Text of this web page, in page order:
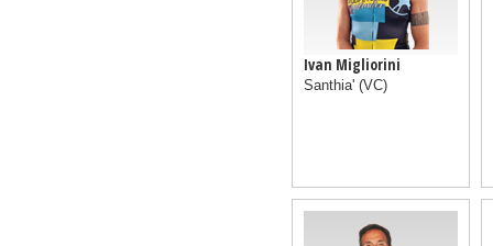
Ivan Migliorini
Santhia' (VC)